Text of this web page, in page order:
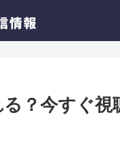
？今すぐ視